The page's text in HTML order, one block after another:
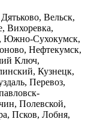
Вельск,
Вихоревка,
Южно-Сухокумск,
Нефтекумск,
Ключ,
Кузнецк,
Перевоз,
Полевской,
Псков, Лобня,